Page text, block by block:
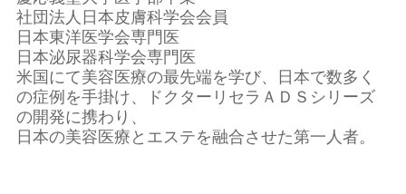
社団法人日本皮膚科学会会員
日本東洋医学会専門医
日本泌尿器科学会専門医
米国にて美容医療の最先端を学び、日本で数多く
の症例を手掛け、ドクターリセラＡＤＳシリーズ
の開発に携わり、
日本の美容医療とエステを融合させた第一人者。